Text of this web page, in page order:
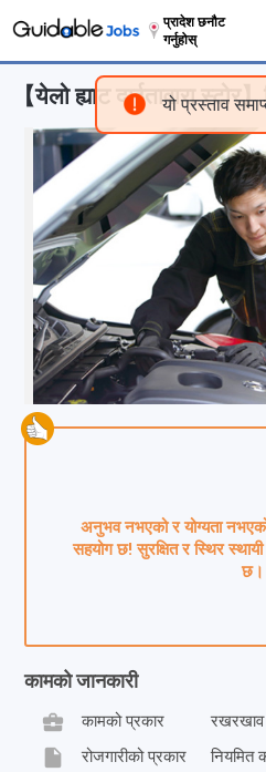
यो प्रस्ताव
प्रादेश छनौट
गर्नुहोस्
【येलो ह्याट दाईतावारा स्टोर
अनुभव नभएको र योग्यता नभएको
सहयोग छ! सुरक्षित र स्थिर स्थायी
छ।
कामको जानकारी
business_center
कामको प्रकार रखरखाव
insert_drive_file रोजगारीको प्रकार नियमित